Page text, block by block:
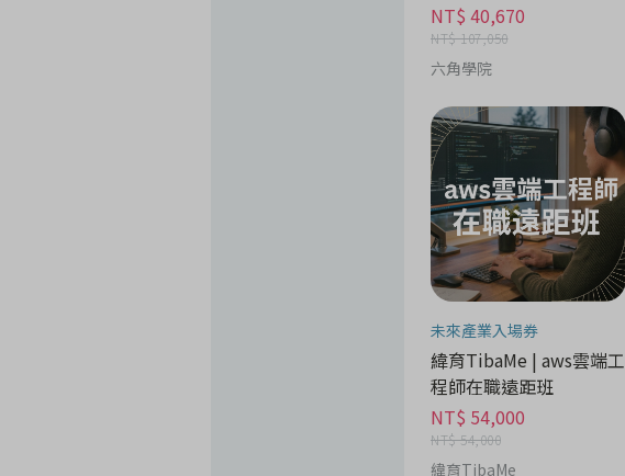
NT$ 40,670
NT$ 107,050
六角學院
未來產業入場券
緯育TibaMe | aws雲端工
程師在職遠距班
NT$ 54,000
NT$ 54,000
緯育TibaMe